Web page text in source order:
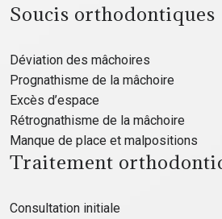
Soucis orthodontiques
Déviation des mâchoires
Prognathisme de la mâchoire
Excès d’espace
Rétrognathisme de la mâchoire
Manque de place et malpositions
Traitement
Consultation initiale